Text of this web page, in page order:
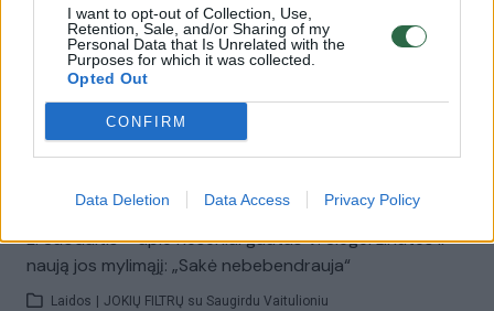
I want to opt-out of Collection, Use,
Retention, Sale, and/or Sharing of my
Personal Data that Is Unrelated with the
Purposes for which it was collected.
Opted Out
CONFIRM
Data Deletion Data Access Privacy Policy
Laidos | JOKIŲ FILTRŲ su Saugirdu Vaitulioniu
A. Zuokė – apie politiko staigmenas namuose ir
atskleidžia kūdikio lytį: „Pagalbos reikės“
Laidos | JOKIŲ FILTRŲ su Saugirdu Vaitulioniu
L. Suodaitis – apie neseniai gautas V. Siegel žinutes ir
naują jos mylimąjį: „Sakė nebebendrauja“
Laidos | JOKIŲ FILTRŲ su Saugirdu Vaitulioniu